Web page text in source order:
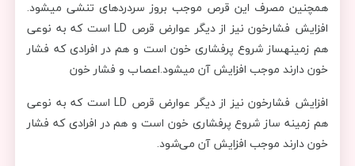
همچنین مصرف این قرص موجب بروز سردردهای تنشی میشود.
افزایش فشارخون نیز از دیگر عوارض قرص LD است که به نوعی
هم زمینهساز شروع پرفشاری خون است و هم در افرادی که فشار
خون دارند موجب افزایش آن میشود.اعصاب و فشار خون
افزایش فشارخون نیز از دیگر عوارض قرص LD است که به نوعی
هم زمینه ساز شروع پرفشاری خون است و هم در افرادی که فشار
خون دارند موجب افزایش آن می‌شود.